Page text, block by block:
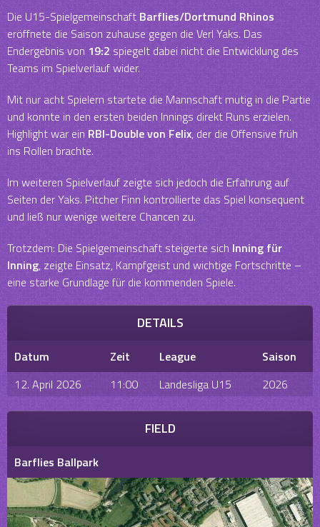
Die U15-Spielgemeinschaft Barflies/Dortmund Rhinos
eröffnete die Saison zuhause gegen die Verl Yaks. Das
Endergebnis von 19:2spiegelt dabei nicht die Entwicklung des
Teams im Spielverlauf wider.
Mit nur acht Spielern startete die Mannschaft mutig in die Partie
und konnte in den ersten beiden Innings direkt Runs erzielen.
Highlight war ein RBI-Double von Felix, der die Offensive früh
ins Rollen brachte.
Im weiteren Spielverlauf zeigte sich jedoch die Erfahrung auf
Seiten der Yaks. Pitcher Finn kontrollierte das Spiel konsequent
und ließ nur wenige weitere Chancen zu.
Trotzdem: Die Spielgemeinschaft steigerte sichInning für
Inning, zeigte Einsatz, Kampfgeist und wichtige Fortschritte –
eine starke Grundlage für die kommenden Spiele.
DETAILS
Datum Zeit League
Saison
12. April 2026
11:00 Landesliga U15 2026
FIELD
Barflies Ballpark